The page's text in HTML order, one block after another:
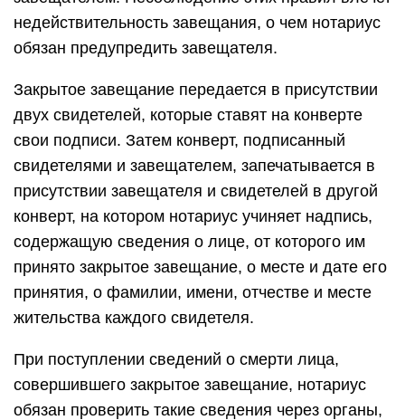
недействительность завещания, о чем нотариус
обязан предупредить завещателя.
Закрытое завещание передается в присутствии
двух свидетелей, которые ставят на конверте
свои подписи. Затем конверт, подписанный
свидетелями и завещателем, запечатывается в
присутствии завещателя и свидетелей в другой
конверт, на котором нотариус учиняет надпись,
содержащую сведения о лице, от которого им
принято закрытое завещание, о месте и дате его
принятия, о фамилии, имени, отчестве и месте
жительства каждого свидетеля.
При поступлении сведений о смерти лица,
совершившего закрытое завещание, нотариус
обязан проверить такие сведения через органы,